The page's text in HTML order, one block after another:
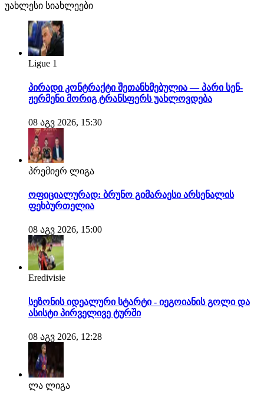
უახლესი სიახლეები
Ligue 1
პირადი კონტრაქტი შეთანხმებულია — პარი სენ-
ჟერმენი მორიგ ტრანსფერს უახლოვდება
08 აგვ 2026, 15:30
პრემიერ ლიგა
ოფიციალურად: ბრუნო გიმარაესი არსენალის
ფეხბურთელია
08 აგვ 2026, 15:00
Eredivisie
სეზონის იდეალური სტარტი - იეგოიანის გოლი და
ასისტი პირველივე ტურში
08 აგვ 2026, 12:28
ლა ლიგა